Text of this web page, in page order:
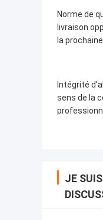
Norme de
livraison
la
Intégrité
sens de la
JE